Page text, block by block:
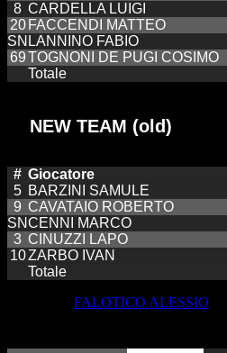
8 CARDELLA LUIGI
20 FACCENDI MATTEO
SN LANNINO FABIO
69TOGNONI DE PUGI COSIMO
Totale
NEW TEAM (old)
# Giocatore
5 BARZINI SAMULE
9 CAVATAIO ROBERTO
SNCENNI MARCO
3 CINUZZI LAPO
10ZARBO IVAN
Totale
FALOTICO ALESSIO